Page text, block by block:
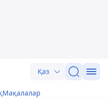
Қаз
Мақалалар